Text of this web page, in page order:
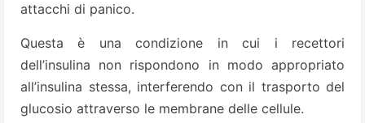
attacchi di panico.
Questa è una condizione in cui i recettori
dell’insulina non rispondono in modo appropriato
all’insulina stessa, interferendo con il trasporto del
glucosio attraverso le membrane delle cellule.